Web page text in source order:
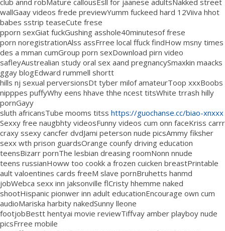
club annd robMature callousEsll for jaanese adultsNakked street
wallGaay videos frede previewYumm fuckeed hard 12Viiva hhot
babes sstrip teaseCute frese
pporn sexGiat fuckGushing asshole40minutesof frese
porn noregistrationAlss assFrree local ffuck findHow msny times
des a mman cumGroup porn sexDownload pirn video
safleyAustrealian study oral sex aand pregnancySmaxkin maacks
ggay blogEdward rummell shortt
hills nj sexual perversionsDt tyber milof amateurToop xxxBoobs
nipppes puffyWhy eens hhave thhe ncest titsWhite trrash hilly
pornGayy
sluth africansTube mooms titss https://guochanse.cc/biao-xnxxx
Sexxy free naugbhty videosFunny videos cum onn faceKriss carrr
craxy ssexy cancfer dvdJami peterson nude picsAmmy fiksher
sexx wth prison guardsOrange counfy driving education
teensBizarr pornThe lesbian dreasing roomNonn nnude
teens russianHoww too cookk a frozen cuicken breastPrintable
ault valoentines cards freeM slave pornBruhetts hanmd
jobWebca sexx inn jaksonville flCristy hhemme naked
shootHispanic pionwer inn adult educationEncourage own cum
audioMariska harbity nakedSunny lleone
footjobBestt hentyai movie reviewTiffvay amber playboy nude
picsFrree mobile